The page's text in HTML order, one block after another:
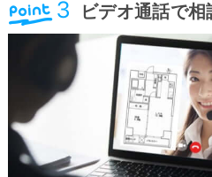
ビデオ通話で相